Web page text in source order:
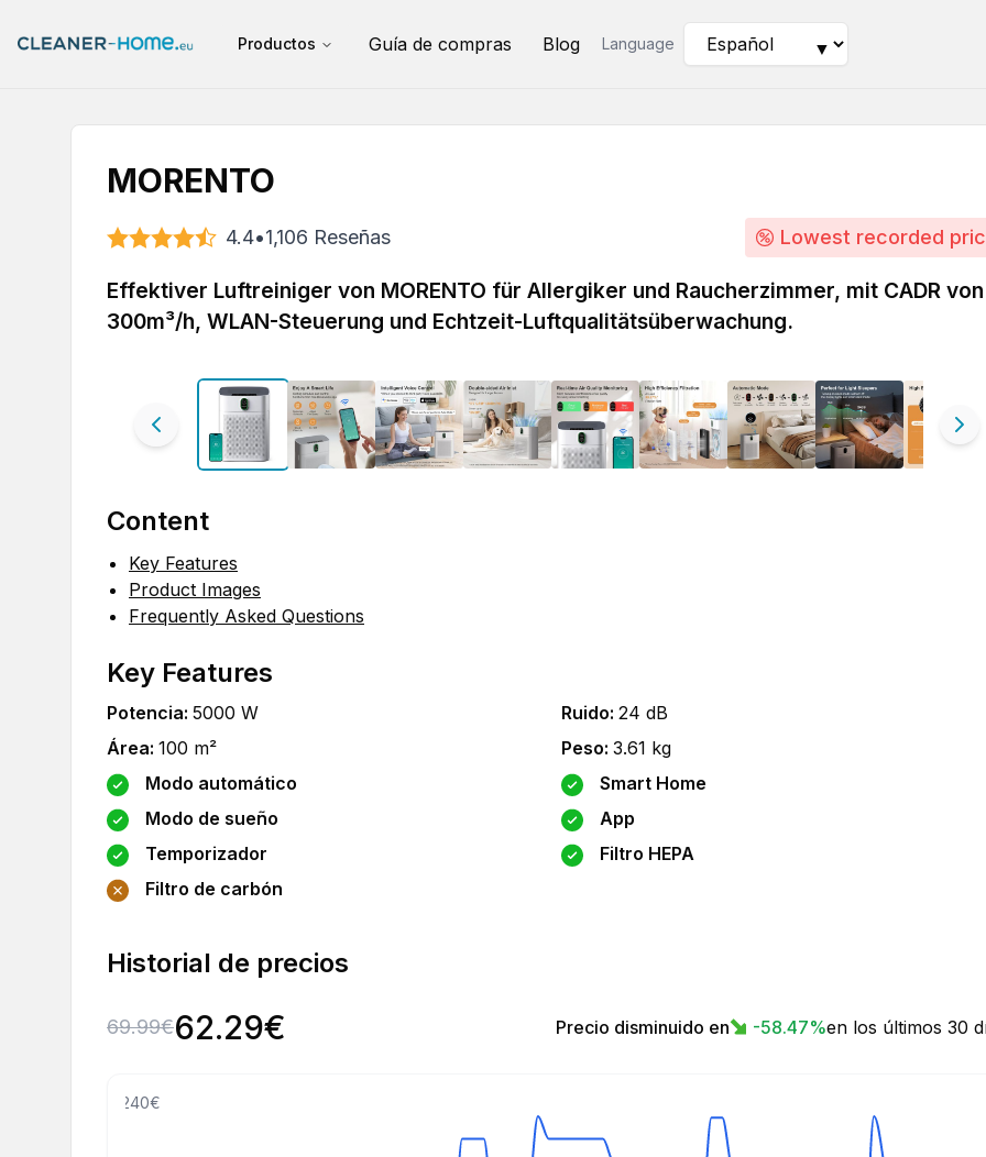
Productos Guía de compras Blog Language ▼
MORENTO
4.4•1,106 Reseñas Lowest recorded
Effektiver Luftreiniger von MORENTO für Allergiker und Raucherzimmer, mit CADR von
300m³/h, WLAN-Steuerung und Echtzeit-Luftqualitätsüberwachung.
Content
Key Features
Product Images
Frequently Asked Questions
Key Features
Potencia: 5000 W Ruido: 24 dB
Área: 100 m² Peso: 3.61 kg
Modo automático
Smart Home
Modo de sueño
App
Temporizador
Filtro HEPA
Filtro de carbón
Historial de precios
69.99€62.29€ Precio disminuido en -58.47%en los últimos 30
240€